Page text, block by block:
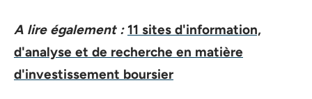
A lire également : 11 sites d'information,
d'analyse et de recherche en matière
d'investissement boursier